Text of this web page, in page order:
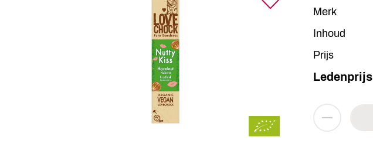
Merk
Inhoud
Prijs
Ledenprijs